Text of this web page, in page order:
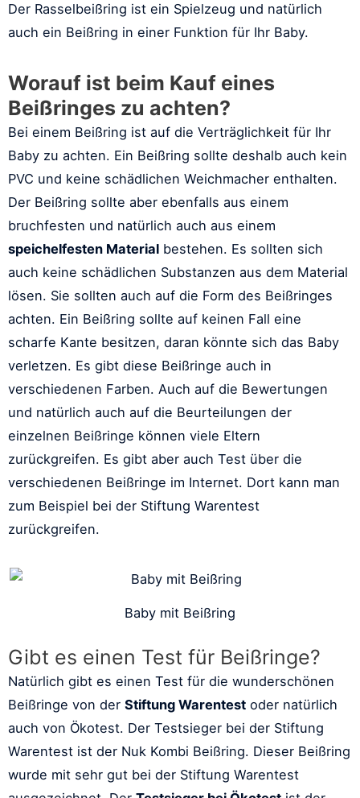
Der Rasselbeißring ist ein Spielzeug und natürlich
auch ein Beißring in einer Funktion für Ihr Baby.
Worauf ist beim Kauf eines
Beißringes zu achten?
Bei einem Beißring ist auf die Verträglichkeit für Ihr
Baby zu achten. Ein Beißring sollte deshalb auch kein
PVC und keine schädlichen Weichmacher enthalten.
Der Beißring sollte aber ebenfalls aus einem
bruchfesten und natürlich auch aus einem
speichelfesten Material bestehen. Es sollten sich
auch keine schädlichen Substanzen aus dem Material
lösen. Sie sollten auch auf die Form des Beißringes
achten. Ein Beißring sollte auf keinen Fall eine
scharfe Kante besitzen, daran könnte sich das Baby
verletzen. Es gibt diese Beißringe auch in
verschiedenen Farben. Auch auf die Bewertungen
und natürlich auch auf die Beurteilungen der
einzelnen Beißringe können viele Eltern
zurückgreifen. Es gibt aber auch Test über die
verschiedenen Beißringe im Internet. Dort kann man
zum Beispiel bei der Stiftung Warentest
zurückgreifen.
Baby mit Beißring
Gibt es einen Test für Beißringe?
Natürlich gibt es einen Test für die wunderschönen
Beißringe von der Stiftung Warentest oder natürlich
auch von Ökotest. Der Testsieger bei der Stiftung
Warentest ist der Nuk Kombi Beißring. Dieser Beißring
wurde mit sehr gut bei der Stiftung Warentest